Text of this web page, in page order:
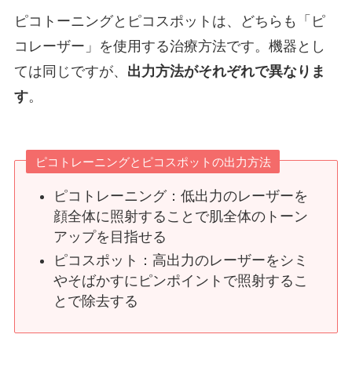
ピコトーニングとピコスポットは、どちらも「ピ
コレーザー」を使用する治療方法です。機器とし
ては同じですが、 出力方法がそれぞれで異なりま
す。
ピコトレーニングとピコスポットの出力方法
ピコトレーニング：低出力のレーザーを
顔全体に照射することで肌全体のトーン
アップを目指せる
ピコスポット：高出力のレーザーをシミ
やそばかすにピンポイントで照射するこ
とで除去する